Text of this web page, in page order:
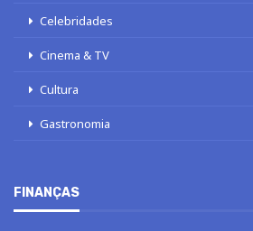
Celebridades
Cinema & TV
Cultura
Gastronomia
FINANÇAS